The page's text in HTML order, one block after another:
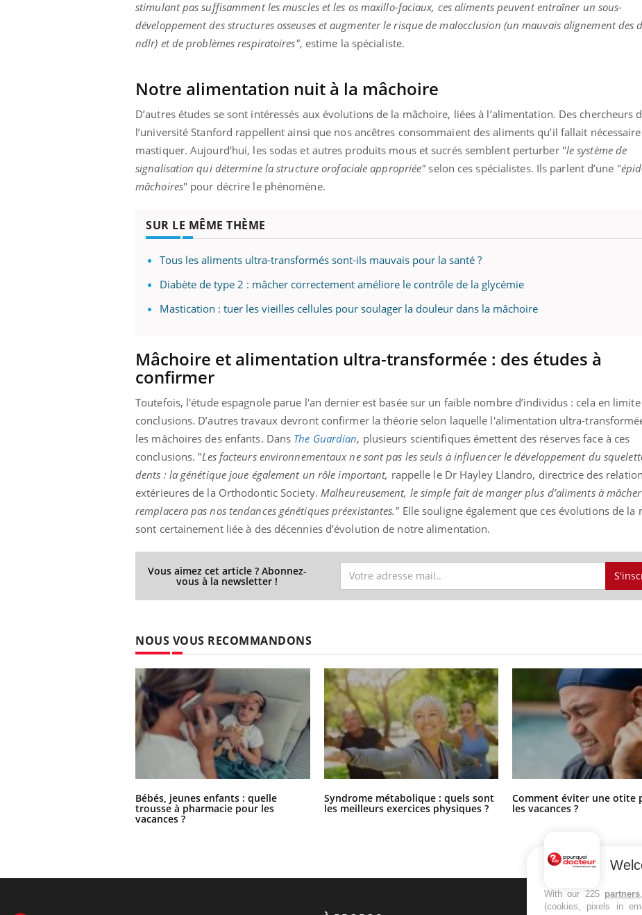
stimulant pas suffisamment les muscles et les os maxillo-faciaux, ces aliments peuvent entraîner un sous-
développement des structures osseuses et augmenter le risque de malocclusion (un mauvais alignement des
ndlr) et de problèmes respiratoires", estime la spécialiste.
Notre alimentation nuit à la mâchoire
D’autres études se sont intéressés aux évolutions de la mâchoire, liées à l’alimentation. Des chercheurs
l’université Stanford rappellent ainsi que nos ancêtres consommaient des aliments qu’il fallait
mastiquer. Aujourd’hui, les sodas et autres produits mous et sucrés semblent perturber "le système de
signalisation qui détermine la structure orofaciale appropriée" selon ces spécialistes. Ils parlent d’une "
mâchoires" pour décrire le phénomène.
SUR LE MÊME THÈME
Tous les aliments ultra-transformés sont-ils mauvais pour la santé ?
Diabète de type 2 : mâcher correctement améliore le contrôle de la glycémie
Mastication : tuer les vieilles cellules pour soulager la douleur dans la mâchoire
Mâchoire et alimentation ultra-transformée : des études à
confirmer
Toutefois, l'étude espagnole parue l'an dernier est basée sur un faible nombre d’individus : cela en
conclusions. D’autres travaux devront confirmer la théorie selon laquelle l'alimentation ultra-
les mâchoires des enfants. Dans The Guardian, plusieurs scientifiques émettent des réserves face à ces
conclusions. "Les facteurs environnementaux ne sont pas les seuls à influencer le développement du
dents : la génétique joue également un rôle important, rappelle le Dr Hayley Llandro, directrice des
extérieures de la Orthodontic Society. Malheureusement, le simple fait de manger plus d’aliments à
remplacera pas nos tendances génétiques préexistantes." Elle souligne également que ces évolutions de la
sont certainement liée à des décennies d’évolution de notre alimentation.
Vous aimez cet article ? Abonnez-
vous à la newsletter !
NOUS VOUS RECOMMANDONS
Bébés, jeunes enfants : quelle
trousse à pharmacie pour les
vacances ?
Syndrome métabolique : quels sont
les meilleurs exercices physiques ?
Comment éviter une otite
les vacances ?
With our 225 partners
(cookies, pixels in